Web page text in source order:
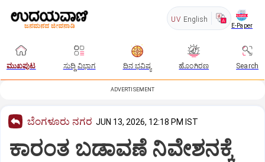
UV English
E-Paper
ಮುಖಪುಟ ಸುದ್ದಿ ವಿಭಾಗ ದಿನ ಭವಿಷ್ಯ ಹೊಂಗಿರಣ Search
ADVERTISEMENT
ಬೆಂಗಳೂರು ನಗರ JUN 13, 2026, 12:18 PM IST
ಕಾರಂತ ಬಡಾವಣೆ ನಿವೇಶನಕ್ಕೆ